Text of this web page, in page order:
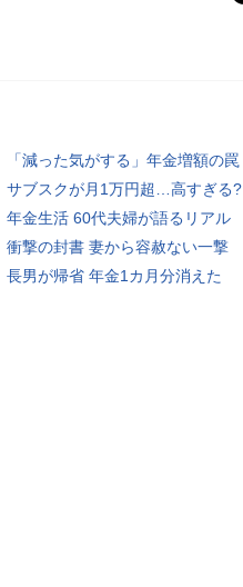
「減った気がする」年金増額の罠
サブスクが月1万円超…高すぎる?
年金生活 60代夫婦が語るリアル
衝撃の封書 妻から容赦ない一撃
長男が帰省 年金1カ月分消えた